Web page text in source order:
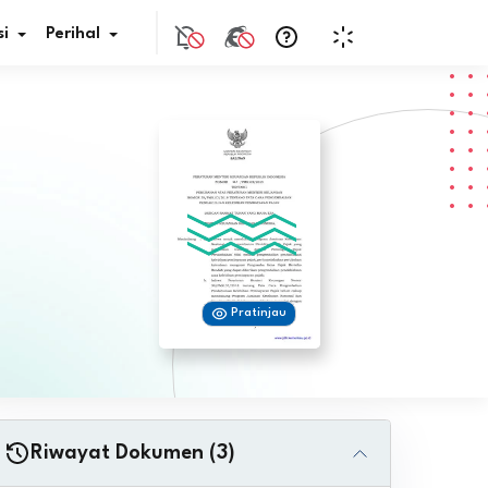
JDIH
Perihal
Pratinjau
Riwayat Dokumen (3)